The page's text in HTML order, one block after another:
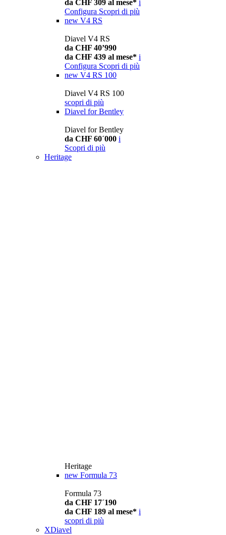
da CHF 309 al mese* i
Configura Scopri di più
new V4 RS
Diavel V4 RS
da CHF 40’990
da CHF 439 al mese* i
Configura Scopri di più
new V4 RS 100
Diavel V4 RS 100
scopri di più
Diavel for Bentley
Diavel for Bentley
da CHF 60´000 i
Scopri di più
Heritage
Heritage
new Formula 73
Formula 73
da CHF 17´190
da CHF 189 al mese* i
scopri di più
XDiavel